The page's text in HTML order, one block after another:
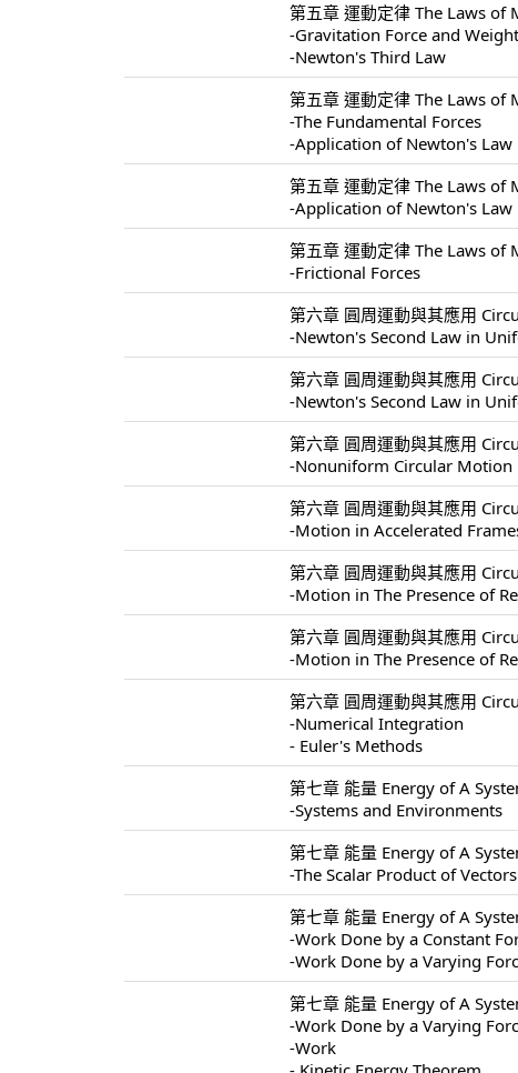
第五章 運動定律 The Laws of
-Gravitation Force and Weight
-Newton's Third Law
第五章 運動定律 The Laws of
-The Fundamental Forces
-Application of Newton's Law
第五章 運動定律 The Laws of
-Application of Newton's Law
第五章 運動定律 The Laws of
-Frictional Forces
第六章 圓周運動與其應用
-Newton's Second Law in
第六章 圓周運動與其應用
-Newton's Second Law in
第六章 圓周運動與其應用
-Nonuniform Circular Motion
第六章 圓周運動與其應用
-Motion in Accelerated
第六章 圓周運動與其應用
-Motion in The Presence of
第六章 圓周運動與其應用
-Motion in The Presence of
第六章 圓周運動與其應用
-Numerical Integration
- Euler's Methods
第七章 能量 Energy of A
-Systems and Environments
第七章 能量 Energy of A
-The Scalar Product of Vectors
第七章 能量 Energy of A
-Work Done by a Constant
-Work Done by a Varying
第七章 能量 Energy of A
-Work Done by a Varying
-Work